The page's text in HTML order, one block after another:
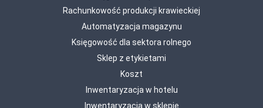
Rachunkowość produkcji krawieckiej
Automatyzacja magazynu
Księgowość dla sektora rolnego
Sklep z etykietami
Koszt
Inwentaryzacja w hotelu
Inwentaryzacja w sklepie